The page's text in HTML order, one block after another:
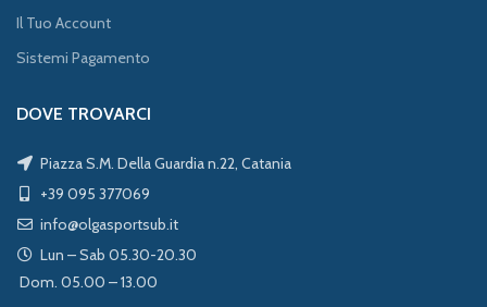
Il Tuo Account
Sistemi Pagamento
DOVE TROVARCI
Piazza S.M. Della Guardia n.22, Catania
+39 095 377069
info@olgasportsub.it
Lun – Sab 05.30-20.30
Dom. 05.00 – 13.00